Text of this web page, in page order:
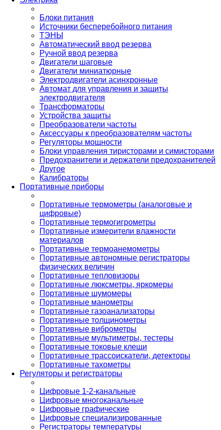
Блоки питания
Источники бесперебойного питания
ТЭНЫ
Автоматический ввод резерва
Ручной ввод резерва
Двигатели шаговые
Двигатели миниатюрные
Электродвигатели асинхронные
Автомат для управления и защиты
электродвигателя
Трансформаторы
Устройства защиты
Преобразователи частоты
Аксессуары к преобразователям частоты
Регуляторы мощности
Блоки управления тиристорами и симисторами
Предохранители и держатели предохранителей
Другое
Калибраторы
Портативные приборы
Портативные термометры (аналоговые и
цифровые)
Портативные термогигрометры
Портативные измерители влажности
материалов
Портативные термоанемометры
Портативные автономные регистраторы
физических величин
Портативные тепловизоры
Портативные люксметры, яркомеры
Портативные шумомеры
Портативные манометры
Портативные газоанализаторы
Портативные толщинометры
Портативные виброметры
Портативные мультиметры, тестеры
Портативные токовые клещи
Портативные трассоискатели, детекторы
Портативные тахометры
Регуляторы и регистраторы
Цифровые 1-2-канальные
Цифровые многоканальные
Цифровые графические
Цифровые специализированные
Регистраторы температуры